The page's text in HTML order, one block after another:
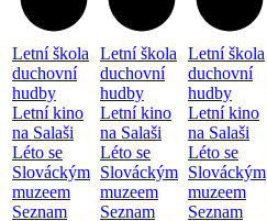
Letní škola
duchovní
hudby
Letní kino
na Salaši
Léto se
Slováckým
muzeem
Seznam
Letní škola
duchovní
hudby
Letní kino
na Salaši
Léto se
Slováckým
muzeem
Seznam
Letní škola
duchovní
hudby
Letní kino
na Salaši
Léto se
Slováckým
muzeem
Seznam